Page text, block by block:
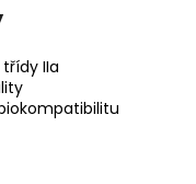
IIa